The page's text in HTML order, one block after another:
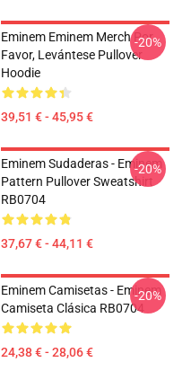
Eminem Eminem Merch Por
Favor, Levántese Pullover
Hoodie
39,51 € - 45,95 €
-20%
Eminem Sudaderas - Eminem
Pattern Pullover Sweatshirt
RB0704
37,67 € - 44,11 €
-20%
Eminem Camisetas - Eminem
Camiseta Clásica RB0704
24,38 € - 28,06 €
-20%